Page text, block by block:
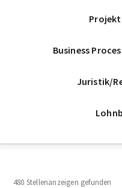
480 Stellenanzeigen gefunden
Business
Juristik/